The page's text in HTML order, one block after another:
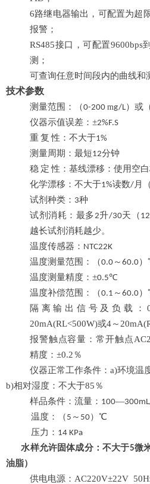
6路继电器输出，可配置为超
报警；
RS485接口，可配置9600bps
测；
可查询任意时间段内的曲线和
技术参数
测量范围： （0-200 mg/L）或
仪器示值误差 ： ±2%F.S
重复 性：不大于1%
测量周期：最短12分钟
稳 定 性：基线漂移：使用空
化学漂移：不大于1%读数/ 月
试剂种类： 3种
试剂消耗：最多2升/30天（ 12
越长试剂消耗越少。
温度传感器： NTC22K
温度测量范围：（0.0 ～ 60.0）
温度测量精度： ±0.5℃
温度补偿范围：（0.1 ～ 60.0）
隔离输出信号及负载：
20mA(RL<500W)或4～
报警触点容量：常开触点
精度：±0.2％
仪器正常工作条件： a)环境温
b)相对湿度：不大于85％
样品条件：流量 ： 100—
温度：（ 5 ～ 50） ℃
压力： 14 KPa
水样允许固体成分：不大于5微
油脂）
供电电源： AC220V±22V